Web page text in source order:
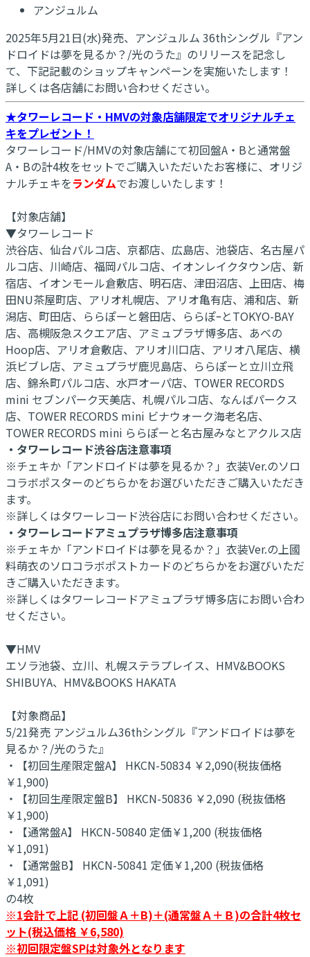
アンジュルム
2025年5月21日(水)発売、アンジュルム 36thシングル『アン
ドロイドは夢を見るか？/光のうた』のリリースを記念し
て、下記記載のショップキャンペーンを実施いたします！
詳しくは各店舗にお問い合わせください。
★タワーレコード・HMVの対象店舗限定でオリジナルチェ
キをプレゼント！
タワーレコード/HMVの対象店舗にて初回盤A・Bと通常盤
A・Bの計4枚をセットでご購入いただいたお客様に、オリジ
ナルチェキをランダムでお渡しいたします！
【対象店舗】
▼タワーレコード
渋谷店、仙台パルコ店、京都店、広島店、池袋店、名古屋パ
ルコ店、川崎店、福岡パルコ店、イオンレイクタウン店、新
宿店、イオンモール倉敷店、明石店、津田沼店、上田店、梅
田NU茶屋町店、アリオ札幌店、アリオ亀有店、浦和店、新
潟店、町田店、ららぽーと磐田店、ららぽｰとTOKYO-BAY
店、高槻阪急スクエア店、アミュプラザ博多店、あべの
Hoop店、アリオ倉敷店、アリオ川口店、アリオ八尾店、横
浜ビブレ店、アミュプラザ鹿児島店、ららぽーと立川立飛
店、錦糸町パルコ店、水戸オーパ店、TOWER RECORDS
mini セブンパーク天美店、札幌パルコ店、なんばパークス
店、TOWER RECORDS mini ビナウォーク海老名店、
TOWER RECORDS mini ららぽーと名古屋みなとアクルス店
・タワーレコード渋谷店注意事項
※チェキか「アンドロイドは夢を見るか？」衣装Ver.のソロ
コラボポスターのどちらかをお選びいただきご購入いただき
ます。
※詳しくはタワーレコード渋谷店にお問い合わせください。
・タワーレコードアミュプラザ博多店注意事項
※チェキか「アンドロイドは夢を見るか？」衣装Ver.の上國
料萌衣のソロコラボポストカードのどちらかをお選びいただ
きご購入いただきます。
※詳しくはタワーレコードアミュプラザ博多店にお問い合わ
せください。
▼HMV
エソラ池袋、立川、札幌ステラプレイス、HMV&BOOKS
SHIBUYA、HMV&BOOKS HAKATA
【対象商品】
5/21発売 アンジュルム36thシングル『アンドロイドは夢を
見るか？/光のうた』
・【初回生産限定盤A】 HKCN-50834 ￥2,090(税抜価格
￥1,900)
・【初回生産限定盤B】 HKCN-50836 ￥2,090 (税抜価格
￥1,900)
・【通常盤A】 HKCN-50840 定価￥1,200 (税抜価格
￥1,091)
・【通常盤B】 HKCN-50841 定価￥1,200 (税抜価格
￥1,091)
の4枚
※1会計で上記 (初回盤Ａ＋B)＋(通常盤Ａ＋Ｂ)の合計4枚セ
ット(税込価格 ￥6,580)
※初回限定盤SPは対象外となります